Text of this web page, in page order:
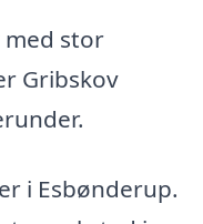
med stor
Gribskov
i Esbønderup.